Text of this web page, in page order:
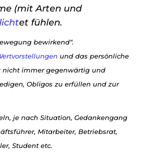
(mit Arten und
et fühlen.
bewirkend“.
und das persönliche
nicht immer gegenwärtig und
Obligos zu erfüllen und zur
je nach Situation, Gedankengang
Mitarbeiter, Betriebsrat,
Student etc.